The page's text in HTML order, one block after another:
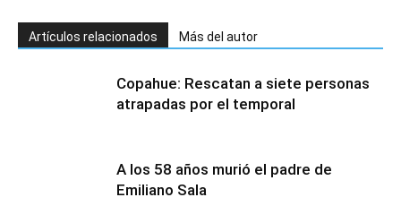
Artículos relacionados Más del autor
Copahue: Rescatan a siete personas
atrapadas por el temporal
A los 58 años murió el padre de
Emiliano Sala